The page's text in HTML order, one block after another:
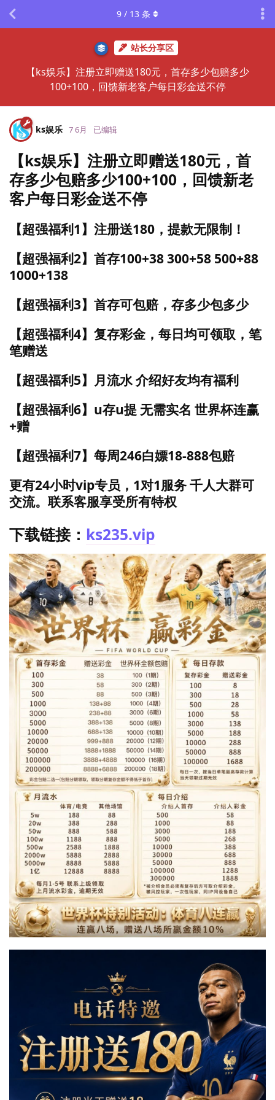
站长分享区
【ks娱乐】注册立即赠送180元，首存多少包赔多少
100+100，回馈新老客户每日彩金送不停
9 / 13 条
ks娱乐 7 6月 已编辑
【ks娱乐】注册立即赠送180元，首
存多少包赔多少100+100，回馈新老
客户每日彩金送不停
【超强福利1】注册送180，提款无限制！
【超强福利2】首存100+38 300+58 500+88
1000+138
【超强福利3】首存可包赔，存多少包多少
【超强福利4】复存彩金，每日均可领取，笔
笔赠送
【超强福利5】月流水 介绍好友均有福利
【超强福利6】u存u提 无需实名 世界杯连赢
+赠
【超强福利7】每周246白嫖18-888包赔
更有24小时vip专员，1对1服务 千人大群可
交流。联系客服享受所有特权
下载链接： ks235.vip